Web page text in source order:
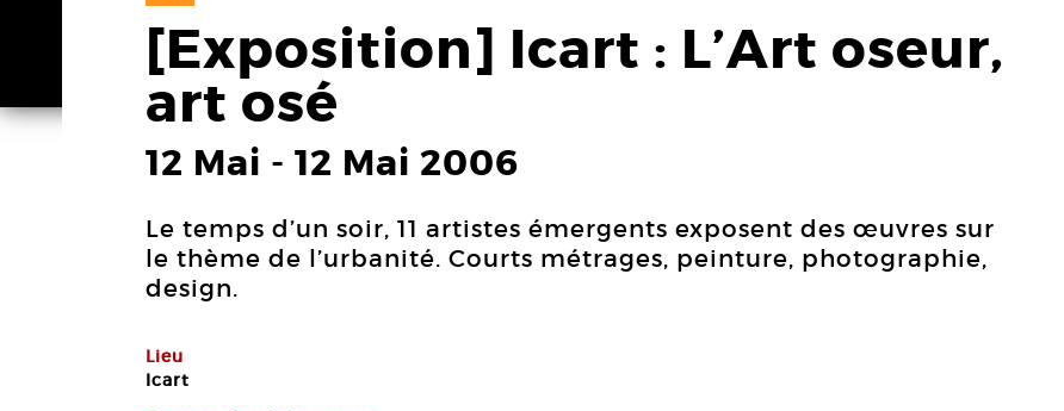
[Exposition] Icart : L’Art oseur,
art osé
12 Mai - 12 Mai 2006
Le temps d’un soir, 11 artistes émergents exposent des œuvres sur
le thème de l’urbanité. Courts métrages, peinture, photographie,
design.
Lieu
Icart